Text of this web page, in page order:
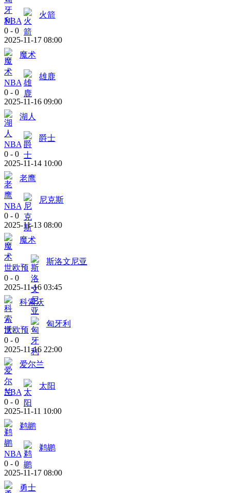
NBA
火箭
0 - 0
2025-11-17 08:00
魔术
NBA
雄鹿
0 - 0
2025-11-16 09:00
湖人
NBA
爵士
0 - 0
2025-11-14 10:00
老鹰
NBA
尼克斯
0 - 0
2025-11-13 08:00
魔术
世欧预
斯洛文尼亚
0 - 0
2025-11-16 03:45
科索沃
世欧预
匈牙利
0 - 0
2025-11-16 22:00
爱尔兰
NBA
太阳
0 - 0
2025-11-11 10:00
鹈鹕
NBA
鹈鹕
0 - 0
2025-11-17 08:00
勇士